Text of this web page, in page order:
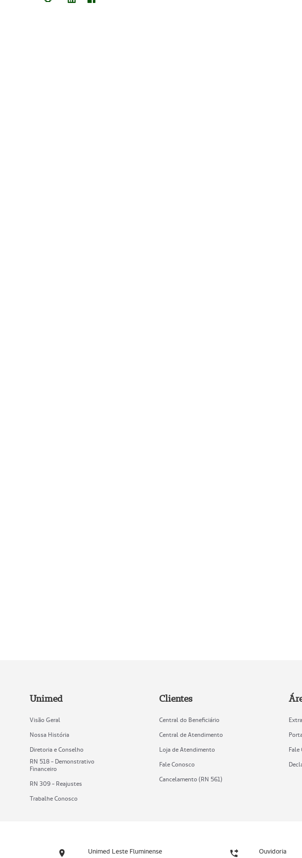
Unimed
Visão Geral
Nossa História
Diretoria e Conselho
RN 518 - Demonstrativo
Financeiro
RN 309 - Reajustes
Trabalhe Conosco
Clientes
Central do Beneficiário
Central de Atendimento
Loja de Atendimento
Fale Conosco
Cancelamento (RN 561)
Fale
Unimed Leste Fluminense Ouvidoria